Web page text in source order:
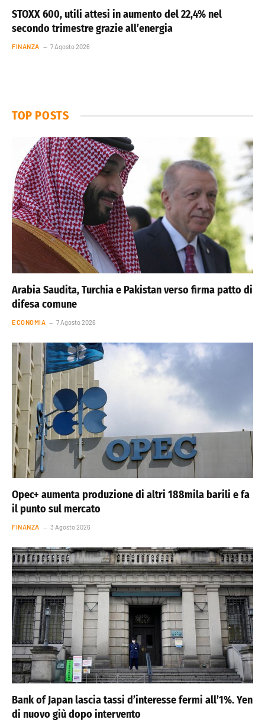
STOXX 600, utili attesi in aumento del 22,4% nel
secondo trimestre grazie all’energia
FINANZA 7 Agosto 2026
TOP POSTS
Arabia Saudita, Turchia e Pakistan verso firma patto di
difesa comune
ECONOMIA 7 Agosto 2026
Opec+ aumenta produzione di altri 188mila barili e fa
il punto sul mercato
FINANZA 3 Agosto 2026
Bank of Japan lascia tassi d’interesse fermi all’1%. Yen
di nuovo giù dopo intervento